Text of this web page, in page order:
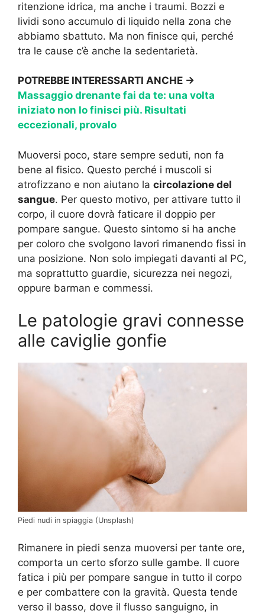
ritenzione idrica, ma anche i traumi. Bozzi e
lividi sono accumulo di liquido nella zona che
abbiamo sbattuto. Ma non finisce qui, perché
tra le cause c’è anche la sedentarietà.
POTREBBE INTERESSARTI ANCHE →
Massaggio drenante fai da te: una volta
iniziato non lo finisci più. Risultati
eccezionali, provalo
Muoversi poco, stare sempre seduti, non fa
bene al fisico. Questo perché i muscoli si
atrofizzano e non aiutano la circolazione del
sangue. Per questo motivo, per attivare tutto il
corpo, il cuore dovrà faticare il doppio per
pompare sangue. Questo sintomo si ha anche
per coloro che svolgono lavori rimanendo fissi in
una posizione. Non solo impiegati davanti al PC,
ma soprattutto guardie, sicurezza nei negozi,
oppure barman e commessi.
Le patologie gravi connesse
alle caviglie gonfie
Piedi nudi in spiaggia (Unsplash)
Rimanere in piedi senza muoversi per tante ore,
comporta un certo sforzo sulle gambe. Il cuore
fatica i più per pompare sangue in tutto il corpo
e per combattere con la gravità. Questa tende
verso il basso, dove il flusso sanguigno, in